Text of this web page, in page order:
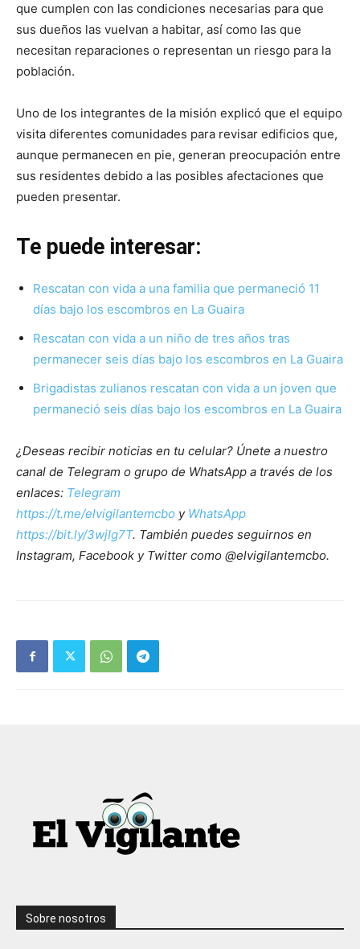
que cumplen con las condiciones necesarias para que
sus dueños las vuelvan a habitar, así como las que
necesitan reparaciones o representan un riesgo para la
población.
Uno de los integrantes de la misión explicó que el equipo
visita diferentes comunidades para revisar edificios que,
aunque permanecen en pie, generan preocupación entre
sus residentes debido a las posibles afectaciones que
pueden presentar.
Te puede interesar:
Rescatan con vida a una familia que permaneció 11
días bajo los escombros en La Guaira
Rescatan con vida a un niño de tres años tras
permanecer seis días bajo los escombros en La Guaira
Brigadistas zulianos rescatan con vida a un joven que
permaneció seis días bajo los escombros en La Guaira
¿Deseas recibir noticias en tu celular? Únete a nuestro
canal de Telegram o grupo de WhatsApp a través de los
enlaces: Telegram
https://t.me/elvigilantemcbo y WhatsApp
https://bit.ly/3wjIg7T. También puedes seguirnos en
Instagram, Facebook y Twitter como @elvigilantemcbo.
Sobre nosotros